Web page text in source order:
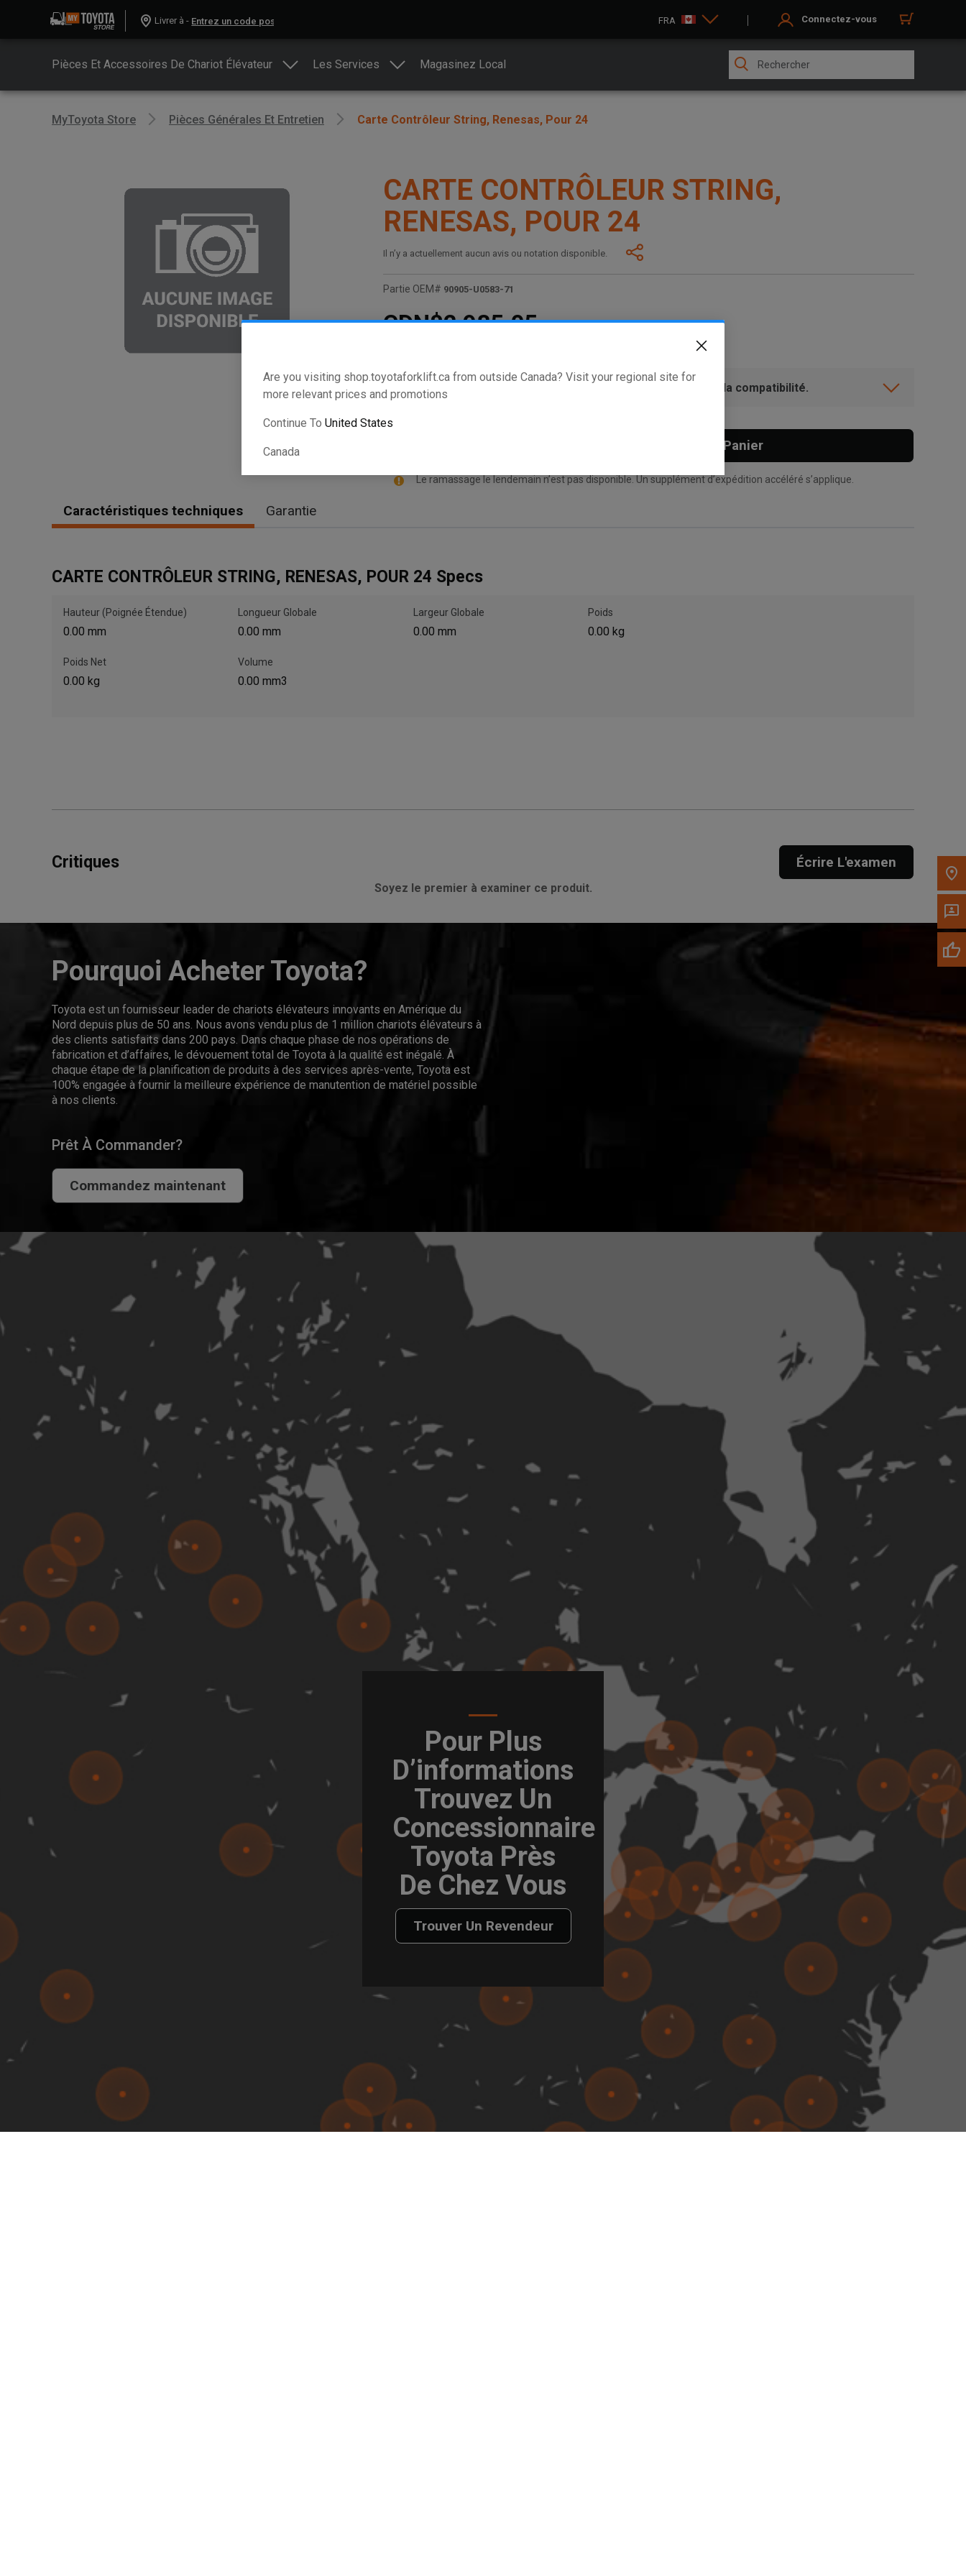
Are you visiting shop.toyotaforklift.ca from outside Canada? Visit your regional site for
more relevant prices and promotions
Continue To United States
Canada
Livrer à - FRA Connectez-vous
Pièces Et Accessoires De Chariot Élévateur Les Services Magasinez Local
dans le volet de navigation supérieur pour
rechercher un autre concessionnaire.
MyToyota Store Pièces Générales Et Entretien Carte Contrôleur String, Renesas, Pour 24
CARTE CONTRÔLEUR STRING,
RENESAS, POUR 24
Il n’y a actuellement aucun avis ou notation disponible.
Partie OEM# 90905-U0583-71
CDN$2,985.05
Cette partie s’adaptera-t-elle à votre équipement? Vérifiez la compatibilité.
Ajouter Au Panier
Le ramassage le lendemain n’est pas disponible. Un supplément d’expédition accéléré s’applique.
Caractéristiques techniques Garantie
CARTE CONTRÔLEUR STRING, RENESAS, POUR 24 Specs
Hauteur (Poignée Étendue)
0.00 mm
Longueur Globale
0.00 mm
Largeur Globale
0.00 mm
Poids
0.00 kg
Poids Net
0.00 kg
Volume
0.00 mm3
Critiques Écrire L'examen
Soyez le premier à examiner ce produit.
Pourquoi Acheter Toyota?
Toyota est un fournisseur leader de chariots élévateurs innovants en Amérique du
Nord depuis plus de 50 ans. Nous avons vendu plus de 1 million chariots élévateurs à
des clients satisfaits dans 200 pays. Dans chaque phase de nos opérations de
fabrication et d’affaires, le dévouement total de Toyota à la qualité est inégalé. À
chaque étape de la planification de produits à des services après-vente, Toyota est
100% engagée à fournir la meilleure expérience de manutention de matériel possible
à nos clients.
Prêt À Commander?
Commandez maintenant
Pour Plus
D’informations
Trouvez Un
Concessionnaire
Toyota Près
De Chez Vous
Trouver Un Revendeur